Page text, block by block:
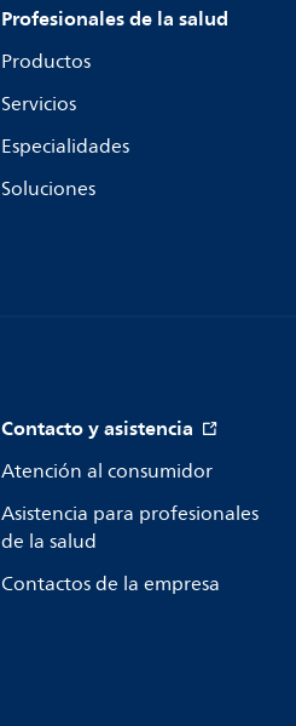
Profesionales de la salud
Productos
Servicios
Especialidades
Soluciones
Contacto y asistencia
Atención al consumidor
Asistencia para profesionales
de la salud
Contactos de la empresa